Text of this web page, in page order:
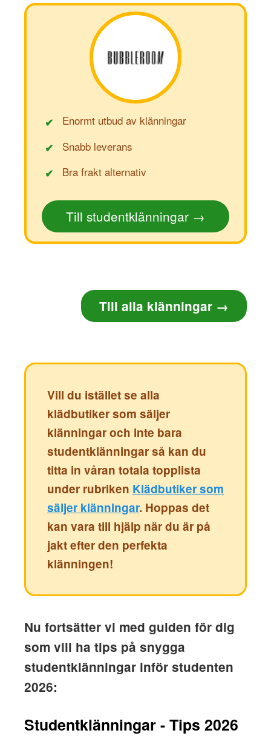
✔ Enormt utbud av klänningar
✔ Snabb leverans
✔ Bra frakt alternativ
Till studentklänningar →
Till alla klänningar →
Vill du istället se alla
klädbutiker som säljer
klänningar och inte bara
studentklänningar så kan du
titta in våran totala topplista
under rubriken Klädbutiker som
säljer klänningar. Hoppas det
kan vara till hjälp när du är på
jakt efter den perfekta
klänningen!
Nu fortsätter vi med guiden för dig
som vill ha tips på snygga
studentklänningar inför studenten
2026:
Studentklänningar - Tips 2026